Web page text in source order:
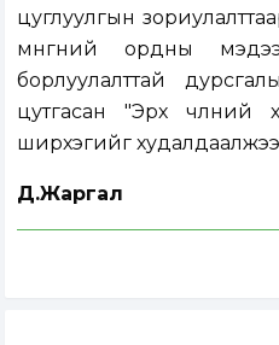
цуглуулгын
мөнгөний ордны
борлуулалттай
цутгасан "Эрх чөлөөний
ширхэгийг
Д.Жаргал